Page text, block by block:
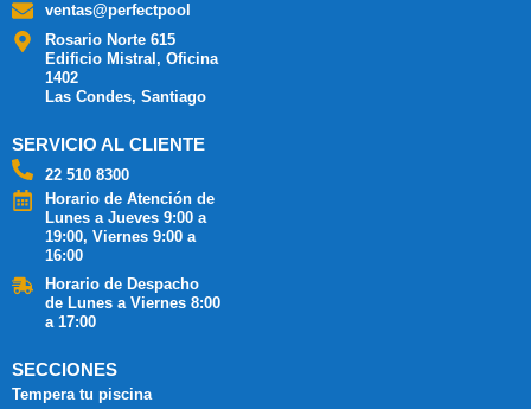
ventas@perfectpool
Rosario Norte 615
Edificio Mistral, Oficina
1402
Las Condes, Santiago
SERVICIO AL CLIENTE
22 510 8300
Horario de Atención de
Lunes a Jueves 9:00 a
19:00, Viernes 9:00 a
16:00
Horario de Despacho
de Lunes a Viernes 8:00
a 17:00
SECCIONES
Tempera tu piscina